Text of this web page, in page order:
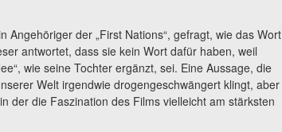
Angehöriger der „First Nations“, gefragt, wie das Wort
antwortet, dass sie kein Wort dafür haben, weil
wie seine Tochter ergänzt, sei. Eine Aussage, die
Welt irgendwie drogengeschwängert klingt, aber
der die Faszination des Films vielleicht am stärksten